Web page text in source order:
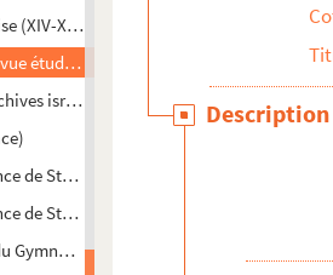
(XIV-XVII siècles, Revue d'Artillerie)
études juives)
israëlites)
de Strasbourg (Kirchenbote)
de Strabsourg (Journal d'Alsace)
(Express)